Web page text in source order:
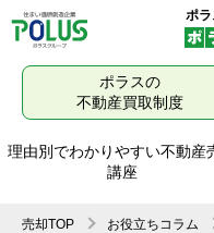
ポ
ポラスの
不動産買取制度
理由別でわかりやすい不動産
講座
売却TOP お役立ちコラム